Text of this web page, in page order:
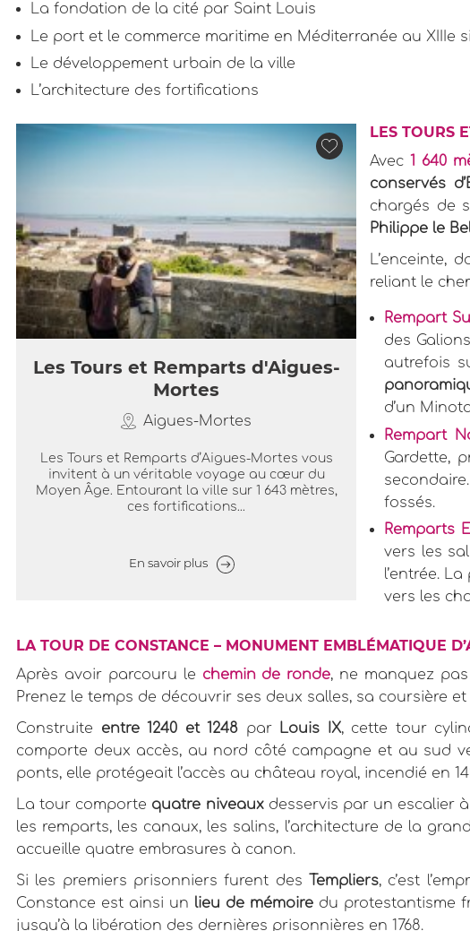
Les Tours et Remparts d'Aigues-
Mortes
Aigues-Mortes
Les Tours et Remparts d’Aigues-Mortes vous
invitent à un véritable voyage au cœur du
Moyen Âge. Entourant la ville sur 1 643 mètres,
ces fortifications...
En savoir plus
La fondation de la cité par Saint Louis
Le port et le commerce maritime en Méditerranée au XIIIe
Le développement urbain de la ville
L’architecture des fortifications
LES TOURS
Avec 1 640
conservés
chargés de
Philippe le
L’enceinte,
reliant le
Rempart
des
autrefois
d’un
Rempart
Gardette,
fossés.
Remparts
vers les
l’entrée.
vers les
LA TOUR DE CONSTANCE – MONUMENT EMBLÉMATIQUE
Après avoir parcouru le chemin de ronde, ne manquez
Prenez le temps de découvrir ses deux salles, sa coursière
Construite entre 1240 et 1248 par Louis IX, cette tour
comporte deux accès, au nord côté campagne et au sud
ponts, elle protégeait l’accès au château royal, incendié en
La tour comporte quatre niveaux desservis par un escalier
les remparts, les canaux, les salins, l’architecture de la
accueille quatre embrasures à canon.
Si les premiers prisonniers furent des
Templiers, c’est
Constance est ainsi un lieu de mémoiredu protestantisme
jusqu’à la libération des dernières prisonnières en 1768.